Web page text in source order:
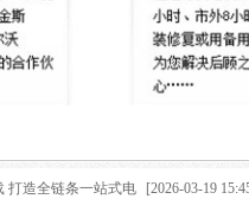
[2026-03-19
打造全链条一站式电